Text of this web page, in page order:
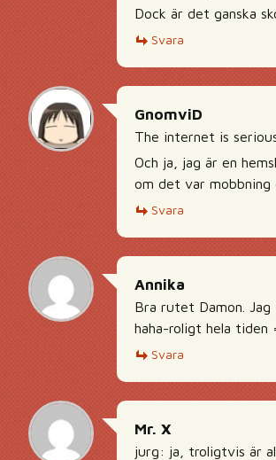
Dock är det ganska
Svara
GnomviD
The internet is
Och ja, jag är en
om det var mobbning
Svara
Annika
Bra rutet Damon.
haha-roligt hela tiden
Svara
Mr. X
jurg: ja, troligtvis är